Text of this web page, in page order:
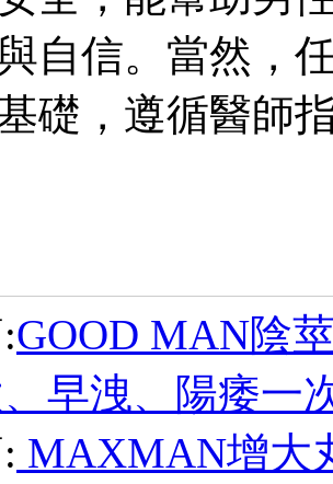
自信。當然，
礎，遵循醫師
GOOD MAN陰
早洩、陽痿一
MAXMAN增大